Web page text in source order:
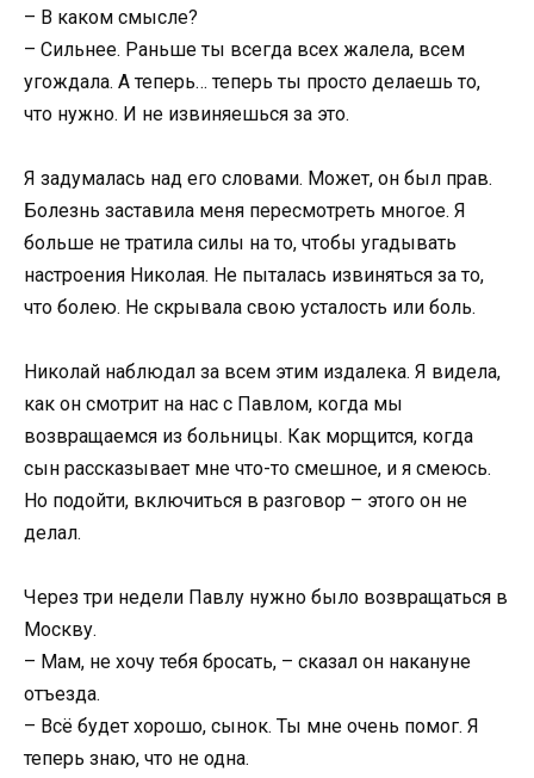
– В каком смысле?
– Сильнее. Раньше ты всегда всех жалела, всем
угождала. А теперь… теперь ты просто делаешь то,
что нужно. И не извиняешься за это.
Я задумалась над его словами. Может, он был прав.
Болезнь заставила меня пересмотреть многое. Я
больше не тратила силы на то, чтобы угадывать
настроения Николая. Не пыталась извиняться за то,
что болею. Не скрывала свою усталость или боль.
Николай наблюдал за всем этим издалека. Я видела,
как он смотрит на нас с Павлом, когда мы
возвращаемся из больницы. Как морщится, когда
сын рассказывает мне что-то смешное, и я смеюсь.
Но подойти, включиться в разговор – этого он не
делал.
Через три недели Павлу нужно было возвращаться в
Москву.
– Мам, не хочу тебя бросать, – сказал он накануне
отъезда.
– Всё будет хорошо, сынок. Ты мне очень помог. Я
теперь знаю, что не одна.